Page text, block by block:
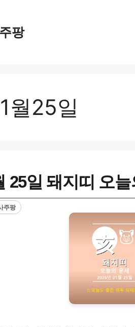
팡
월25일
25일 돼지띠 오늘
주팡